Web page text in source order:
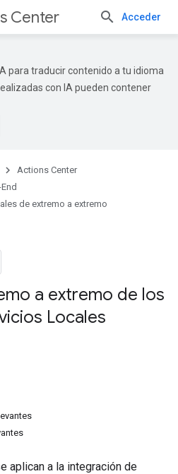
Center Acceder
para traducir contenido a tu idioma
con IA pueden contener
Actions Center
de extremo a extremo
a extremo de los
Locales
aplican a la integración de